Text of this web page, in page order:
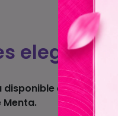
elegantes
disponible en dos
Menta.